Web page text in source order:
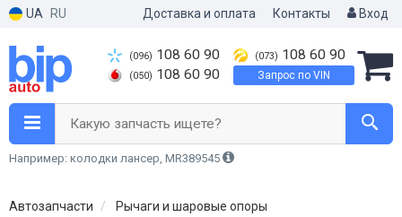
UA RU Доставка и оплата Контакты Вход
(096) 108 60 90
(050) 108 60 90
(073) 108 60 90
Запрос по VIN
Какую запчасть ищете?
Например: колодки лансер, MR389545
Автозапчасти
Рычаги и шаровые опоры